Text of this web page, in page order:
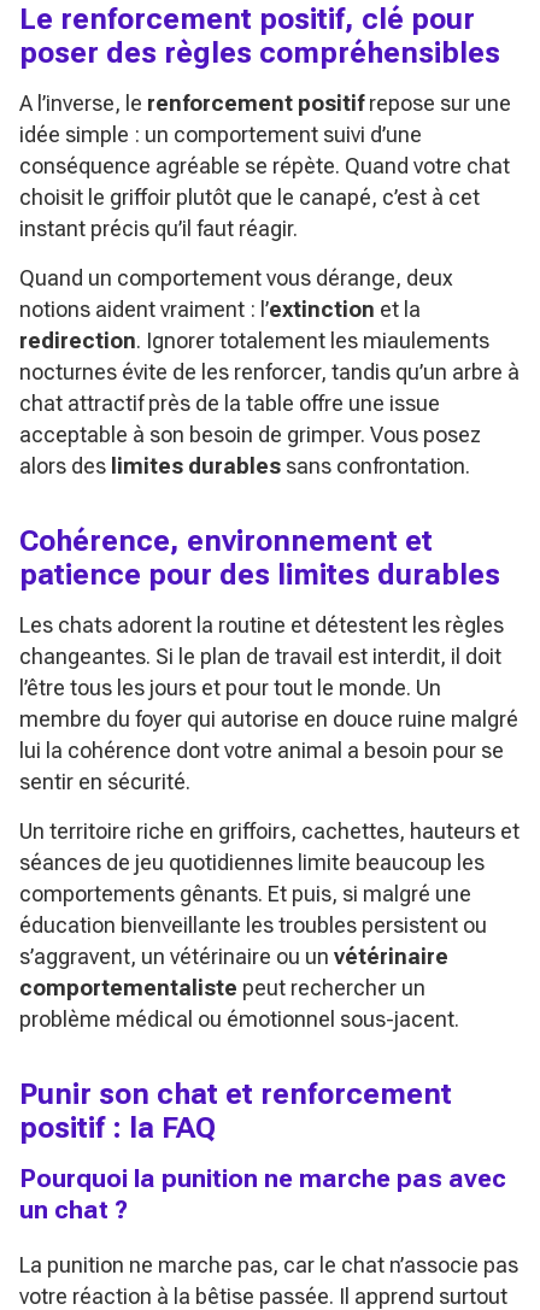
Le renforcement positif, clé pour
poser des règles compréhensibles
A l’inverse, le renforcement positifrepose sur une
idée simple : un comportement suivi d’une
conséquence agréable se répète. Quand votre chat
choisit le griffoir plutôt que le canapé, c’est à cet
instant précis qu’il faut réagir.
Quand un comportement vous dérange, deux
notions aident vraiment : l’extinction et la
redirection. Ignorer totalement les miaulements
nocturnes évite de les renforcer, tandis qu’un arbre à
chat attractif près de la table offre une issue
acceptable à son besoin de grimper. Vous posez
alors des limites durables sans confrontation.
Cohérence, environnement et
patience pour des limites durables
Les chats adorent la routine et détestent les règles
changeantes. Si le plan de travail est interdit, il doit
l’être tous les jours et pour tout le monde. Un
membre du foyer qui autorise en douce ruine malgré
lui la cohérence dont votre animal a besoin pour se
sentir en sécurité.
Un territoire riche en griffoirs, cachettes, hauteurs et
séances de jeu quotidiennes limite beaucoup les
comportements gênants. Et puis, si malgré une
éducation bienveillante les troubles persistent ou
s’aggravent, un vétérinaire ou un vétérinaire
comportementaliste peut rechercher un
problème médical ou émotionnel sous-jacent.
Punir son chat et renforcement
positif : la FAQ
Pourquoi la punition ne marche pas avec
un chat ?
La punition ne marche pas, car le chat n’associe pas
votre réaction à la bêtise passée. Il apprend surtout